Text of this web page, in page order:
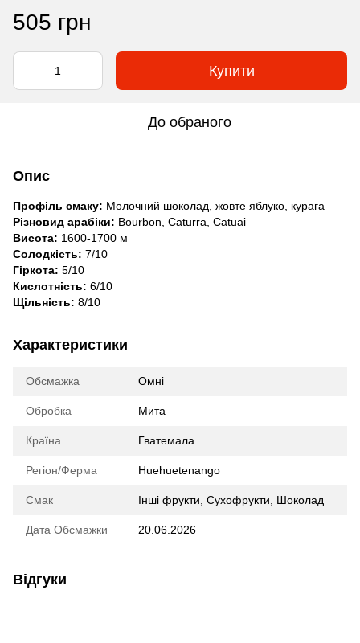
505 грн
Купити
До обраного
Опис
Профіль смаку: Молочний шоколад, жовте яблуко, курага
Різновид арабіки: Bourbon, Caturra, Catuai
Висота: 1600-1700 м
Солодкість: 7/10
Гіркота: 5/10
Кислотність: 6/10
Щільність: 8/10
Характеристики
Обсмажка Омні
Обробка Мита
Країна Гватемала
Регіон/Ферма Huehuetenango
Смак Інші фрукти Сухофрукти Шоколад
Дата Обсмажки 20.06.2026
Відгуки